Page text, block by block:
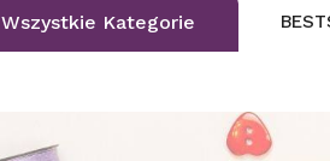
Wszystkie Kategorie